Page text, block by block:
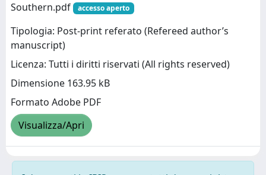
Southern.pdf
accesso aperto
Tipologia: Post-print referato (Refereed author’s
manuscript)
Licenza: Tutti i diritti riservati (All rights reserved)
Dimensione 163.95 kB
Formato Adobe PDF
Visualizza/Apri